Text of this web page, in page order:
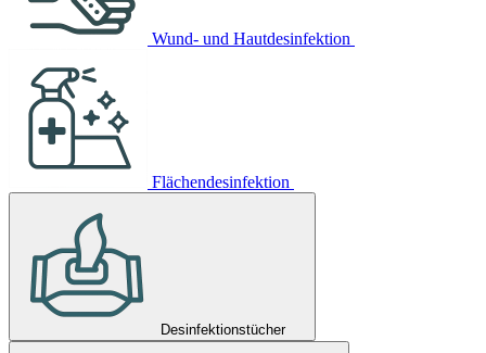
Wund- und Hautdesinfektion
Flächendesinfektion
Desinfektionstücher